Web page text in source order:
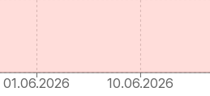
01.06.2026 10.06.2026